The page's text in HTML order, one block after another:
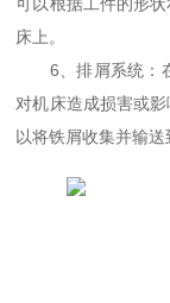
床上。
6、排屑系统：在
对机床造成损害或
以将铁屑收集并输送